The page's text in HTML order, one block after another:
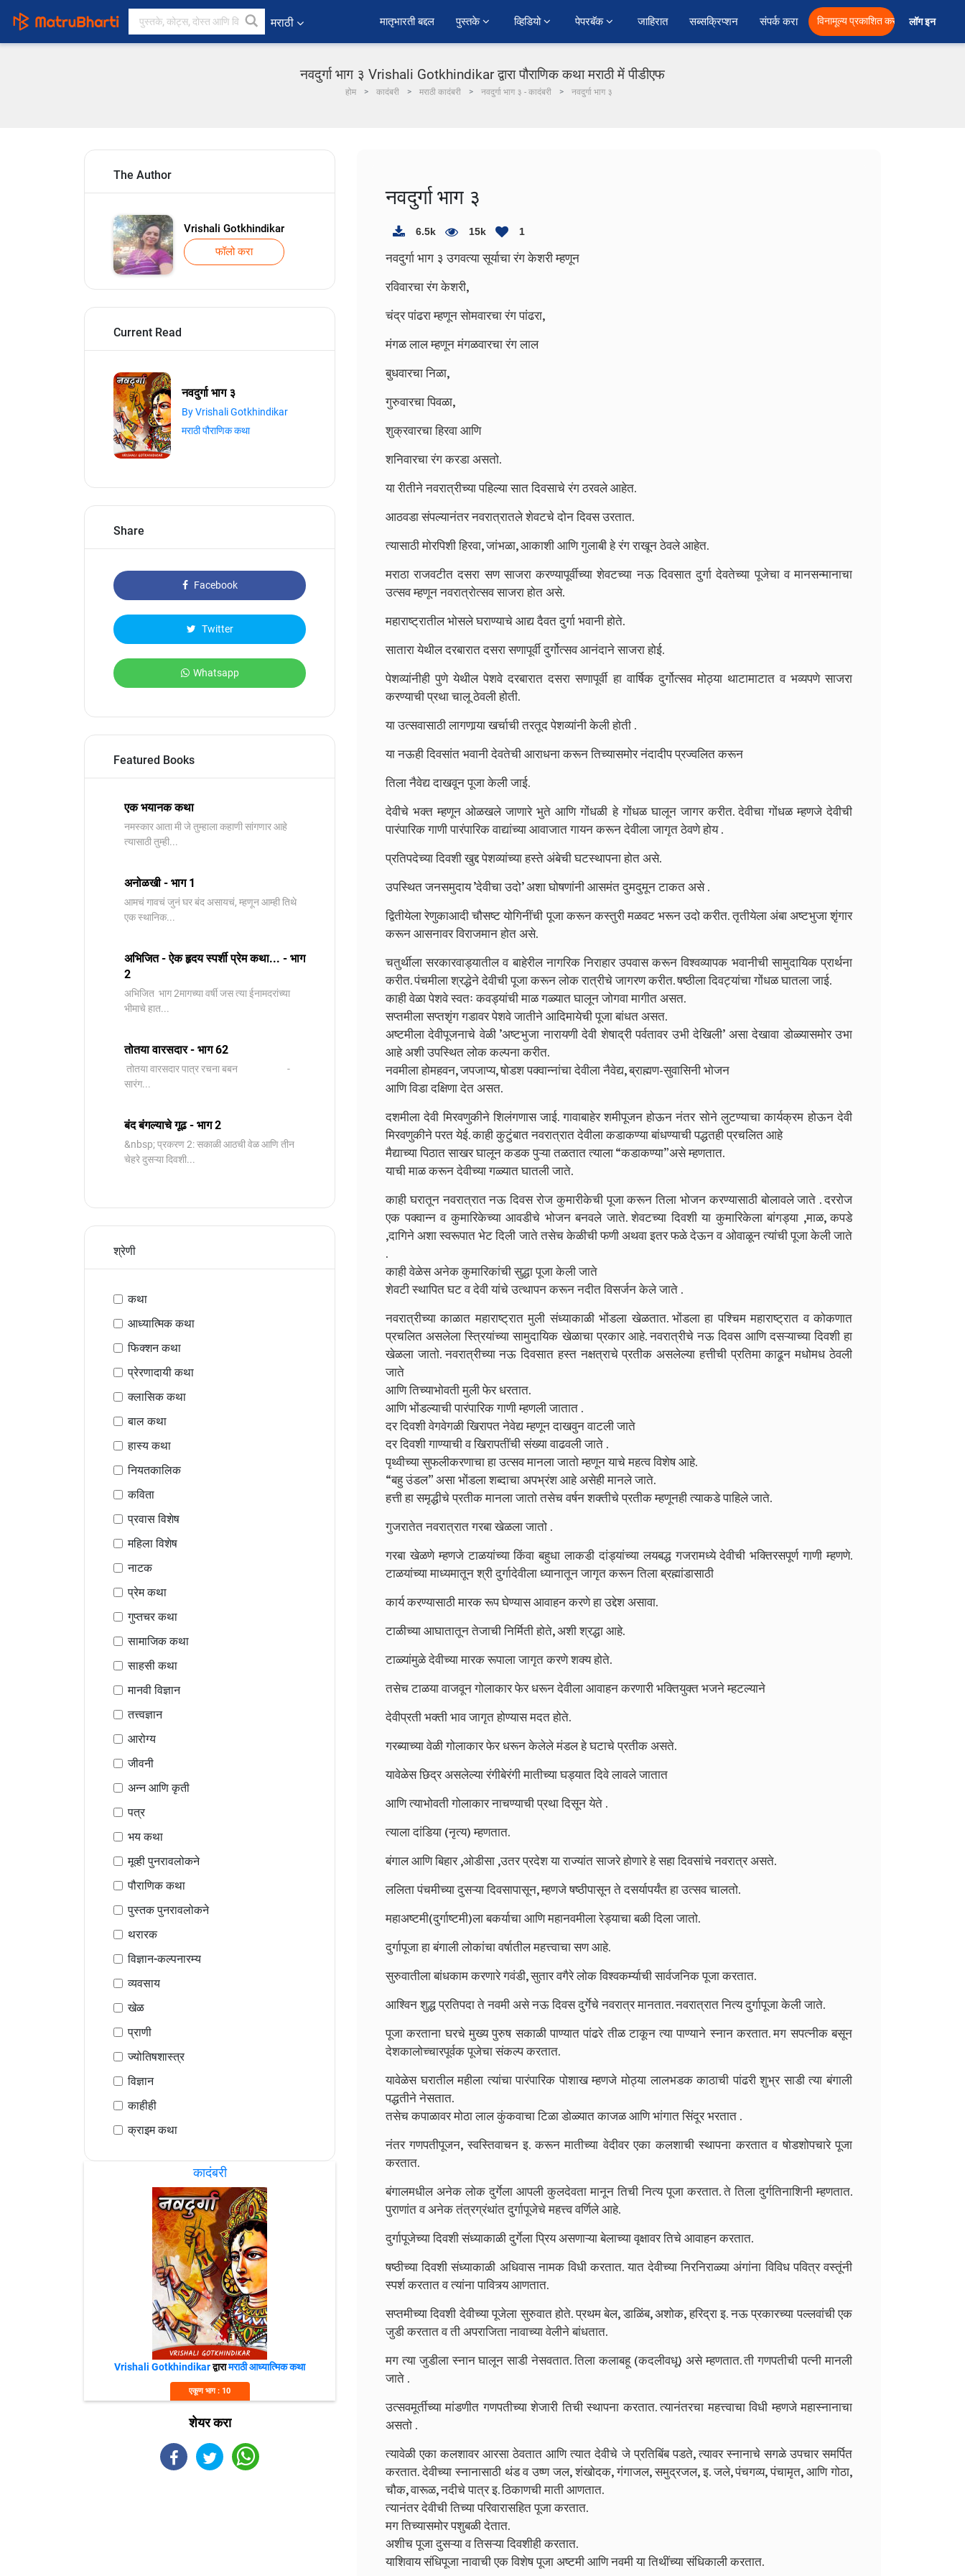
मराठी ﻿मातृभारती बद्दल पुस्तके व्हिडियो पेपरबॅक जाहिरात सब्सक्रिप्शन संपर्क करा विनामूल्य प्रकाशित करा लॉग इन
नवदुर्गा भाग ३ Vrishali Gotkhindikar द्वारा पौराणिक कथा मराठी में पीडीएफ
होम कादंबरी मराठी कादंबरी नवदुर्गा भाग ३ - कादंबरी नवदुर्गा भाग ३
The Author
Vrishali Gotkhindikar
फॉलो करा
Current Read
नवदुर्गा भाग ३
By Vrishali Gotkhindikar
मराठी पौराणिक कथा
Share
Facebook
Twitter
Whatsapp
Featured Books
एक भयानक कथा
नमस्कार आता मी जे तुम्हाला कहाणी सांगणार आहे
त्यासाठी तुम्ही...
अनोळखी - भाग 1
आमचं गावचं जुनं घर बंद असायचं, म्हणून आम्ही तिथे
एक स्थानिक...
अभिजित - ऐक हृदय स्पर्शी प्रेम कथा... - भाग
2
️अभिजित ️ भाग 2मागच्या वर्षी जस त्या ईनामदरांच्या
भीमाचे हात...
तोतया वारसदार - भाग 62
तोतया वारसदार पात्र रचना बबन -
सारंग...
बंद बंगल्याचे गूढ - भाग 2
&nbsp; प्रकरण 2: सकाळी आठची वेळ आणि तीन
चेहरे दुसऱ्या दिवशी...
श्रेणी
कथा
आध्यात्मिक कथा
फिक्शन कथा
प्रेरणादायी कथा
क्लासिक कथा
बाल कथा
हास्य कथा
नियतकालिक
कविता
प्रवास विशेष
महिला विशेष
नाटक
प्रेम कथा
गुप्तचर कथा
सामाजिक कथा
साहसी कथा
मानवी विज्ञान
तत्त्वज्ञान
आरोग्य
जीवनी
अन्न आणि कृती
पत्र
भय कथा
मूव्ही पुनरावलोकने
पौराणिक कथा
पुस्तक पुनरावलोकने
थरारक
विज्ञान-कल्पनारम्य
व्यवसाय
खेळ
प्राणी
ज्योतिषशास्त्र
विज्ञान
काहीही
क्राइम कथा
कादंबरी
Vrishali Gotkhindikarद्वारामराठी आध्यात्मिक कथा
एकूण भाग : 10
शेयर करा
नवदुर्गा भाग ३
6.5k 15k 1
नवदुर्गा भाग ३उगवत्या सूर्याचा रंग केशरी म्हणून
रविवारचा रंग केशरी,
चंद्र पांढरा म्हणून सोमवारचा रंग पांढरा,
मंगळ लाल म्हणून मंगळवारचा रंग लाल
बुधवारचा निळा,
गुरुवारचा पिवळा,
शुक्रवारचा हिरवा आणि
शनिवारचा रंग करडा असतो.
या रीतीने नवरात्रीच्या पहिल्या सात दिवसाचे रंग ठरवले आहेत.
आठवडा संपल्यानंतर नवरात्रातले शेवटचे दोन दिवस उरतात.
त्यासाठी मोरपिशी हिरवा, जांभळा, आकाशी आणि गुलाबी हे रंग राखून ठेवले आहेत.
मराठा राजवटीत दसरा सण साजरा करण्यापूर्वीच्या शेवटच्या नऊ दिवसात दुर्गा देवतेच्या पूजेचा व मानसन्मानाचा
उत्सव म्हणून नवरात्रोत्सव साजरा होत असे.
महाराष्ट्रातील भोसले घराण्याचे आद्य दैवत दुर्गा भवानी होते.
सातारा येथील दरबारात दसरा सणापूर्वी दुर्गोत्सव आनंदाने साजरा होई.
पेशव्यांनीही पुणे येथील पेशवे दरबारात दसरा सणापूर्वी हा वार्षिक दुर्गोत्सव मोठ्या थाटामाटात व भव्यपणे साजरा
करण्याची प्रथा चालू ठेवली होती.
या उत्सवासाठी लागणार्‍या खर्चाची तरतूद पेशव्यांनी केली होती .
या नऊही दिवसांत भवानी देवतेची आराधना करून तिच्यासमोर नंदादीप प्रज्वलित करून
तिला नैवेद्य दाखवून पूजा केली जाई.
देवीचे भक्त म्हणून ओळखले जाणारे भुते आणि गोंधळी हे गोंधळ घालून जागर करीत.देवीचा गोंधळ म्हणजे देवीची
पारंपारिक गाणी पारंपारिक वाद्यांच्या आवाजात गायन करूनदेवीला जागृत ठेवणे होय .
प्रतिपदेच्या दिवशी खुद्द पेशव्यांच्या हस्ते अंबेची घटस्थापना होत असे.
उपस्थित जनसमुदाय ’देवीचा उदो’ अशा घोषणांनी आसमंत दुमदुमून टाकत असे .
द्वितीयेला रेणुकाआदी चौसष्ट योगिनींची पूजा करून कस्तुरी मळवट भरून उदो करीत.तृतीयेला अंबा अष्टभुजा शृंगार
करून आसनावर विराजमान होत असे.
चतुर्थीला सरकारवाड्यातील व बाहेरील नागरिक निराहार उपवास करून विश्वव्यापक भवानीची सामुदायिक प्रार्थना
करीत.पंचमीला श्रद्धेने देवीची पूजा करून लोक रात्रीचे जागरण करीत.षष्ठीला दिवट्यांचा गोंधळ घातला जाई.
काही वेळा पेशवे स्वतः कवड्यांची माळ गळ्यात घालून जोगवा मागीत असत.
सप्‍तमीला सप्‍तशृंग गडावर पेशवे जातीने आदिमायेची पूजा बांधत असत.
अष्टमीला देवीपूजनाचे वेळी ’अष्टभुजा नारायणी देवी शेषाद्री पर्वतावर उभी देखिली’ असा देखावा डोळ्यासमोर उभा
आहे अशी उपस्थित लोक कल्पना करीत.
नवमीला होमहवन, जपजाप्य, षोडश पक्वान्‍नांचा देवीला नैवेद्य, ब्राह्मण-सुवासिनी भोजन
आणि विडा दक्षिणा देत असत.
दशमीला देवी मिरवणुकीने शिलंगणास जाई.गावाबाहेर शमीपूजन होऊन नंतर सोने लुटण्याचा कार्यक्रम होऊन देवी
मिरवणुकीने परत येई.काही कुटुंबात नवरात्रात देवीला कडाकण्या बांधण्याची पद्धतही प्रचलित आहे
मैद्याच्या पिठात साखर घालून कडक पुऱ्या तळतात त्याला “कडाकण्या”असे म्हणतात.
याची माळ करून देवीच्या गळ्यात घातली जाते.
काही घरातून नवरात्रात नऊ दिवस रोज कुमारीकेची पूजा करून तिला भोजन करण्यासाठी बोलावले जाते .दररोज
एक पक्वान्न व कुमारिकेच्या आवडीचे भोजन बनवले जाते.शेवटच्या दिवशी या कुमारिकेला बांगड्या ,माळ, कपडे
,दागिने अशा स्वरूपात भेट दिली जाते तसेच केळीची फणी अथवा इतर फळे देऊन व ओवाळून त्यांची पूजा केली जाते
.
काही वेळेस अनेक कुमारिकांची सुद्धा पूजा केली जाते
शेवटी स्थापित घट व देवी यांचे उत्थापन करून नदीत विसर्जन केले जाते .
नवरात्रीच्या काळात महाराष्ट्रात मुली संध्याकाळी भोंडला खेळतात.भोंडला हा पश्चिम महाराष्ट्रात व कोकणात
प्रचलित असलेला स्त्रियांच्या सामुदायिक खेळाचा प्रकार आहे. नवरात्रीचे नऊ दिवस आणि दसऱ्याच्या दिवशी हा
खेळला जातो.नवरात्रीच्या नऊ दिवसात हस्त नक्षत्राचे प्रतीक असलेल्या हत्तीची प्रतिमा काढून मधोमध ठेवली
जाते
आणि तिच्याभोवती मुली फेर धरतात.
आणि भोंडल्याची पारंपारिक गाणी म्हणली जातात .
दर दिवशी वेगवेगळी खिरापत नेवेद्य म्हणून दाखवुन वाटली जाते
दर दिवशी गाण्याची व खिरापतींची संख्या वाढवली जाते .
पृथ्वीच्या सुफलीकरणाचा हा उत्सव मानला जातो म्हणून याचे महत्व विशेष आहे.
“बहु उंडल” असा भोंडला शब्दाचा अपभ्रंश आहे असेही मानले जाते.
हत्ती हा समृद्धीचे प्रतीक मानला जातो तसेच वर्षन शक्तीचे प्रतीक म्हणूनही त्याकडे पाहिले जाते.
गुजरातेत नवरात्रात गरबा खेळला जातो .
गरबा खेळणे म्हणजे टाळयांच्या किंवा बहुधा लाकडी दांड्यांच्या लयबद्ध गजरामध्येदेवीची भक्तिरसपूर्ण गाणी म्हणणे.
टाळयांच्या माध्यमातून श्री दुर्गादेवीला ध्यानातून जागृत करून तिला ब्रह्मांडासाठी
कार्य करण्यासाठी मारक रूप घेण्यास आवाहन करणे हा उद्देश असावा.
टाळीच्या आघातातून तेजाची निर्मिती होते, अशी श्रद्धा आहे.
टाळ्यांमुळे देवीच्या मारक रूपाला जागृत करणे शक्य होते.
तसेच टाळया वाजवून गोलाकार फेर धरून देवीला आवाहन करणारी भक्तियुक्‍त भजने म्हटल्याने
देवीप्रती भक्ती भाव जागृत होण्यास मदत होते.
गरब्याच्या वेळी गोलाकार फेर धरून केलेले मंडल हे घटाचे प्रतीक असते.
यावेळेस छिद्र असलेल्या रंगीबेरंगी मातीच्या घड्यात दिवे लावले जातात
आणि त्याभोवती गोलाकार नाचण्याची प्रथा दिसून येते .
त्याला दांडिया (नृत्य) म्हणतात.
बंगाल आणि बिहार ,ओडीसा ,उतर प्रदेश या राज्यांत साजरे होणारे हे सहा दिवसांचे नवरात्र असते.
ललिता पंचमीच्या दुसऱ्या दिवसापासून, म्हणजे षष्ठीपासून ते दसर्यापर्यंत हा उत्सव चालतो.
महाअष्टमी(दुर्गाष्टमी)ला बकर्याचा आणि महानवमीला रेड्याचा बळी दिला जातो.
दुर्गापूजा हा बंगाली लोकांचा वर्षातील महत्त्वाचा सण आहे.
सुरुवातीला बांधकाम करणारे गवंडी, सुतार वगैरे लोक विश्वकर्म्याची सार्वजनिक पूजा करतात.
आश्विन शुद्ध प्रतिपदा ते नवमी असे नऊ दिवस दुर्गेचे नवरात्र मानतात.नवरात्रात नित्य दुर्गापूजा केली जाते.
पूजा करताना घरचे मुख्य पुरुष सकाळी पाण्यात पांढरे तीळ टाकून त्या पाण्याने स्नान करतात.मग सपत्नीक बसून
देशकालोच्चारपूर्वक पूजेचा संकल्प करतात.
यावेळेस घरातील महीला त्यांचा पारंपारिक पोशाखम्हणजे मोठ्या लालभडक काठाची पांढरी शुभ्र साडीत्या बंगाली
पद्धतीने नेसतात.
तसेच कपाळावर मोठा लाल कुंकवाचा टिळा डोळ्यात काजळ आणि भांगात सिंदूर भरतात .
नंतर गणपतीपूजन, स्वस्तिवाचन इ. करून मातीच्या वेदीवर एका कलशाची स्थापना करतात व षोडशोपचारे पूजा
करतात.
बंगालमधील अनेक लोक दुर्गेला आपली कुलदेवता मानून तिची नित्य पूजा करतात. ते तिला दुर्गतिनाशिनी म्हणतात.
पुराणांत व अनेक तंत्रग्रंथांत दुर्गापूजेचे महत्त्व वर्णिले आहे.
दुर्गापूजेच्या दिवशी संध्याकाळी दुर्गेला प्रिय असणाऱ्या बेलाच्या वृक्षावर तिचे आवाहन करतात.
षष्ठीच्या दिवशी संध्याकाळी अधिवास नामक विधी करतात. यात देवीच्या निरनिराळ्या अंगांना विविध पवित्र वस्तूंनी
स्पर्श करतात व त्यांना पावित्र्य आणतात.
सप्तमीच्या दिवशी देवीच्या पूजेला सुरुवात होते.प्रथम बेल, डाळिंब, अशोक, हरिद्रा इ. नऊ प्रकारच्या पल्लवांची एक
जुडी करतात व ती अपराजिता नावाच्या वेलीने बांधतात.
मग त्या जुडीला स्नान घालून साडी नेसवतात. तिला कलाबहू (कदलीवधू) असे म्हणतात.ती गणपतीची पत्नी मानली
जाते .
उत्सवमूर्तीच्या मांडणीत गणपतीच्या शेजारी तिची स्थापना करतात.त्यानंतरचा महत्त्वाचा विधी म्हणजे महास्नानाचा
असतो .
त्यावेळी एका कलशावर आरसा ठेवतात आणि त्यात देवीचे जे प्रतिबिंब पडते, त्यावर स्नानाचे सगळे उपचार समर्पित
करतात.देवीच्या स्नानासाठी थंड व उष्ण जल, शंखोदक, गंगाजल, समुद्रजल, इ. जले,पंचगव्य, पंचामृत, आणि गोठा,
चौक, वारूळ, नदीचे पात्र इ. ठिकाणची माती आणतात.
त्यानंतर देवीची तिच्या परिवारासहित पूजा करतात.
मग तिच्यासमोर पशुबळी देतात.
अशीच पूजा दुसऱ्या व तिसऱ्या दिवशीही करतात.
याशिवाय संधिपूजा नावाची एक विशेष पूजा अष्टमी आणि नवमी या तिथींच्या संधिकाली करतात.